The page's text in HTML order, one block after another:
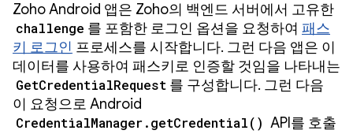
Zoho Android 앱은 Zoho의 백엔드 서버에서 고유한
challenge 를 포함한 로그인 옵션을 요청하여 패스
키 로그인 프로세스를 시작합니다. 그런 다음 앱은 이
데이터를 사용하여 패스키로 인증할 것임을 나타내는
GetCredentialRequest 를 구성합니다. 그런 다음
이 요청으로 Android
CredentialManager.getCredential() API를 호출